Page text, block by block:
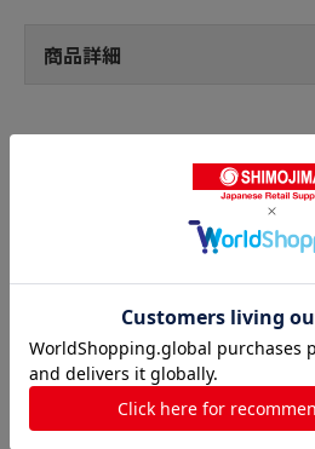
商品詳細
ソフト食型の人気商品との比較
アサヒ ソフト食シ